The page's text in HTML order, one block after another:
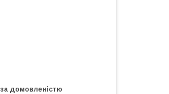
за домовленістю